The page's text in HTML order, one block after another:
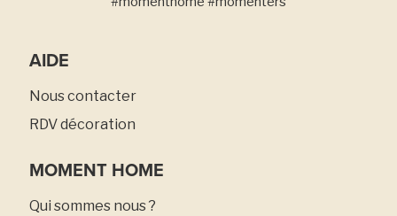
AIDE
Nous contacter
RDV décoration
MOMENT HOME
Qui sommes nous ?